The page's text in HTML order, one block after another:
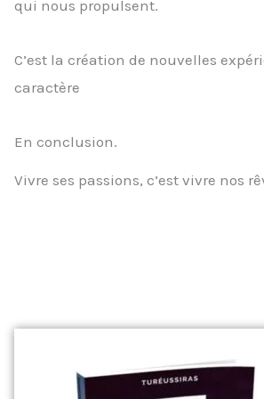
qui nous propulsent.
C’est la création de nouvelles
caractère
En conclusion.
Vivre ses passions, c’est vivre nos